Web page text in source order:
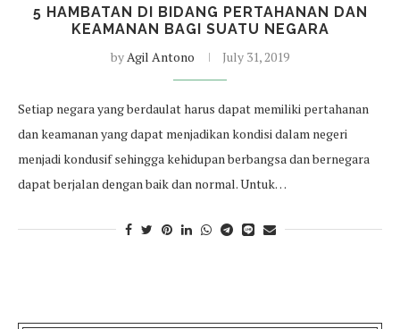
5 HAMBATAN DI BIDANG PERTAHANAN DAN
KEAMANAN BAGI SUATU NEGARA
byAgil Antono July 31, 2019
Setiap negara yang berdaulat harus dapat memiliki pertahanan
dan keamanan yang dapat menjadikan kondisi dalam negeri
menjadi kondusif sehingga kehidupan berbangsa dan bernegara
dapat berjalan dengan baik dan normal. Untuk…